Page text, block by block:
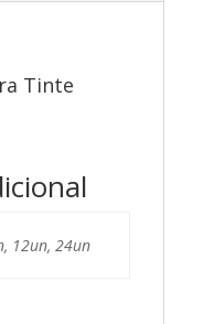
Tinte
12un, 24un